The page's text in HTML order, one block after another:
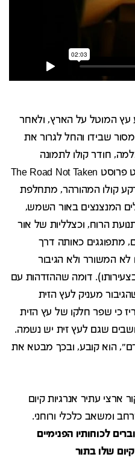
עץ המוטל על הארץ, ולאחר
שבידו והחל לגרור את
חודר קולו לתמונה
בפואמה המונומנטלית של רוברט פרוסט The Road Not Taken
קולו המהורהר, מתחלפת
המנצנצים באור השמש,
הרוח, וכצלליות של אור
מתפוגגים כאותה דרך
לא המשורר ולא הגיבור
דומה שההזדהות עם
מעניק לעץ הזית
כי שפר חלקו של עץ הזית
שגם לעץ זית יש נשמה.
הוא קובע, ובכך מבטא את
ארצי עתיר אנרגיות קיום
ומשאב כלכלי ורוחני.
לכוחותיו הפנימיים
שלו בתור